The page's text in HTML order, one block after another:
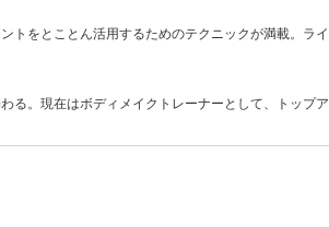
をとことん活用するためのテクニックが満載。ラ
。現在はボディメイクトレーナーとして、トップ